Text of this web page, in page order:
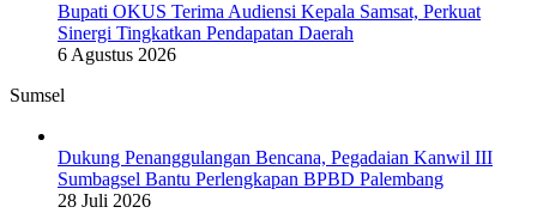
Bupati OKUS Terima Audiensi Kepala Samsat, Perkuat
Sinergi Tingkatkan Pendapatan Daerah
6 Agustus 2026
Sumsel
Dukung Penanggulangan Bencana, Pegadaian Kanwil III
Sumbagsel Bantu Perlengkapan BPBD Palembang
28 Juli 2026